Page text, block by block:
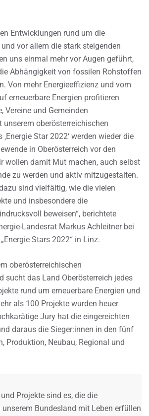
Entwicklungen rund um die
vor allem die stark steigenden
uns einmal mehr vor Augen geführt,
Abhängigkeit von fossilen Rohstoffen
Von mehr Energieeffizienz und vom
erneuerbare Energien profitieren
Vereine und Gemeinden
oberösterreichischen
Star 2022‘ werden wieder die
in Oberösterreich vor den
wollen damit Mut machen, auch selbst
zu werden und aktiv mitzugestalten.
sind vielfältig, wie die vielen
und insbesondere die
beweisen“, berichtete
Landesrat Markus Achleitner bei
Stars 2022“ in Linz.
oberösterreichischen
sucht das Land Oberösterreich jedes
rund um erneuerbare Energien und
als 100 Projekte wurden heuer
Jury hat die eingereichten
daraus die Sieger:innen in den fünf
Produktion, Neubau, Regional und
Projekte sind es, die die
unserem Bundesland mit Leben erfüllen